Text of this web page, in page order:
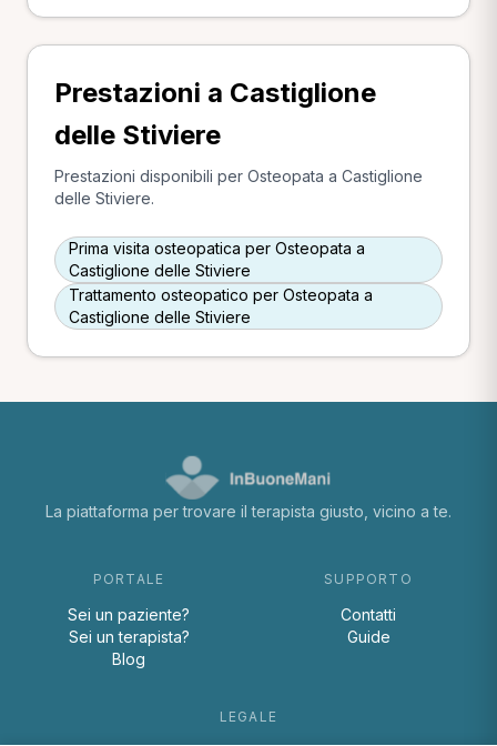
Prestazioni a Castiglione
delle Stiviere
Prestazioni disponibili per Osteopata a Castiglione
delle Stiviere.
Prima visita osteopatica per Osteopata a
Castiglione delle Stiviere
Trattamento osteopatico per Osteopata a
Castiglione delle Stiviere
La piattaforma per trovare il terapista giusto, vicino a te.
PORTALE
Sei un paziente?
Sei un terapista?
Blog
SUPPORTO
Contatti
Guide
LEGALE